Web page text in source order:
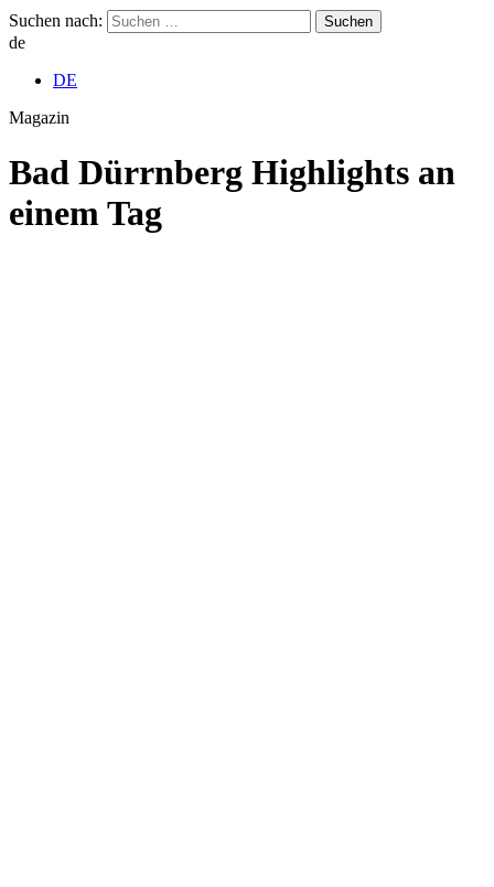
Suchen nach:
de
DE
Magazin
Bad Dürrnberg Highlights an
einem Tag